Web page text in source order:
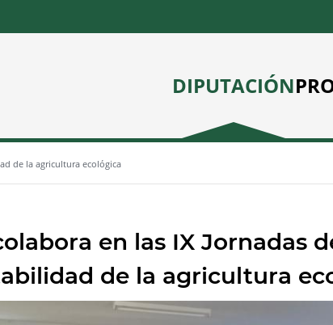
DIPUTACIÓN
de la agricultura ecológica
en las IX Jornadas
de la agricultura